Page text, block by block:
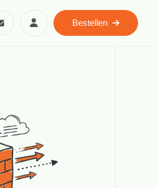
Bestellen